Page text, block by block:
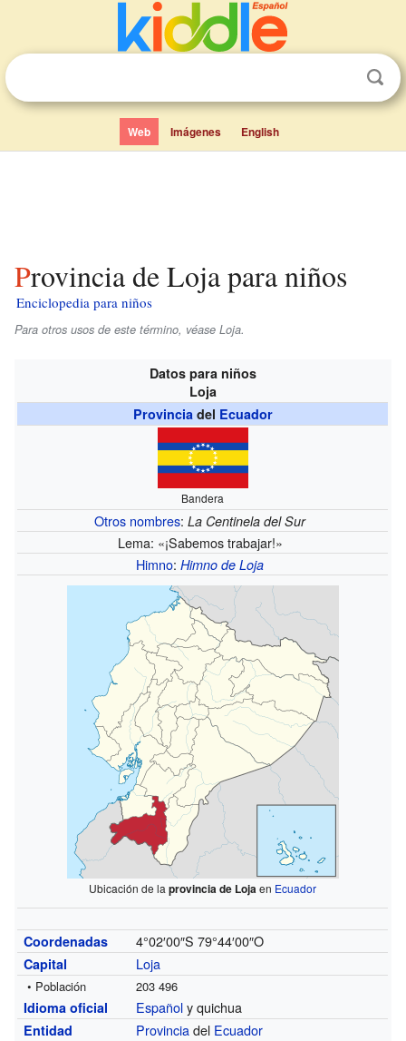
Web Imágenes English
Provincia de Loja para niños
Enciclopedia para niños
Para otros usos de este término, véase Loja.
Datos para niños
Loja
Provinciadel Ecuador
Bandera
Otros nombres:La Centinela del Sur
Lema: «¡Sabemos trabajar!»
Himno:Himno de Loja
Ubicación de laprovincia de Lojaen Ecuador
Coordenadas 4°02′00″S 79°44′00″O
Capital Loja
• Población 203 496
Idioma oficial Españoly quichua
Entidad Provinciadel Ecuador